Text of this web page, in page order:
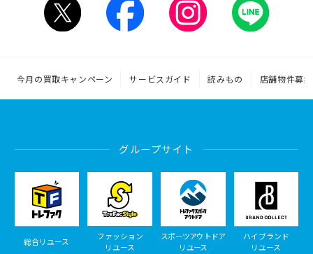
今月の買取キャンペーン サービスガイド 読みもの 店舗物件募集
グループサイト
総合リユース
ファッション
リユース
スポーツアウトドア
リユース
ハイブランド
リユース